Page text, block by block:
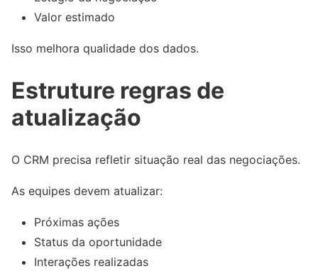
Valor estimado
Isso melhora qualidade dos dados.
Estruture regras de
atualização
O CRM precisa refletir situação real das negociações.
As equipes devem atualizar:
Próximas ações
Status da oportunidade
Interações realizadas